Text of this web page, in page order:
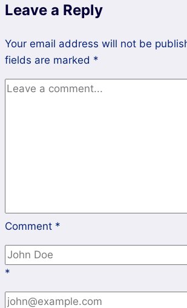
Disdagperinkop
Sulbar
Bimtek
Standar
Produk
Leave a Reply
Your email address will not be
fields are marked *
Comment *
*